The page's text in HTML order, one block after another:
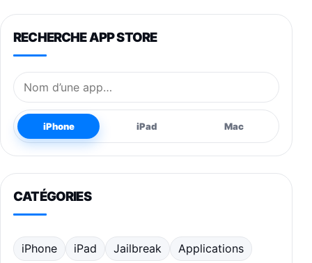
RECHERCHE APP STORE
Nom de l’application
iPhone iPad Mac
CATÉGORIES
iPhone iPad Jailbreak Applications